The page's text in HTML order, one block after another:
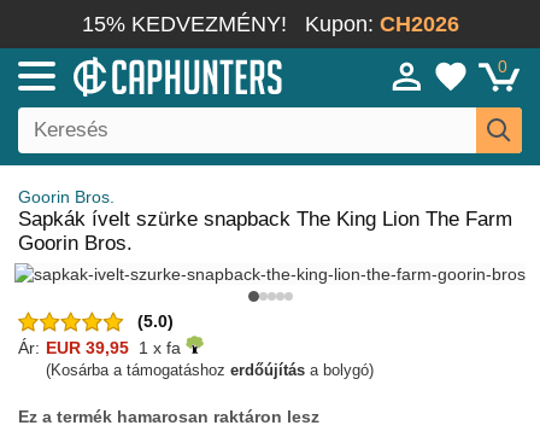
15% KEDVEZMÉNY! Kupon: CH2026
0
Goorin Bros.
Sapkák ívelt szürke snapback The King Lion The Farm
Goorin Bros.
(5.0)
Ár: EUR 39,95 1 x fa
(Kosárba a támogatáshoz erdőújítás a bolygó)
Ez a termék hamarosan raktáron lesz